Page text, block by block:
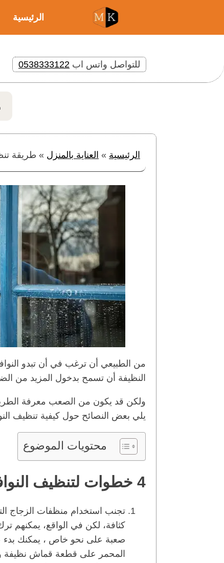
الرئيسية
للتواصل واتس اب 0538333122
الرئيسية » العناية بالمنزل » طريقة
من الطبيعي أن ترغب في أن تبدو
النظيفة أن تسمح بدخول المزيد من
ولكن قد يكون من الصعب معرفة
يلي بعض النصائح حول كيفية تنظيف
محتويات الموضوع
4 خطوات لتنظيف النوافذ بدون خطوط
تجنب استخدام منظفات الزجاج
كثافة، لكن في الواقع، يمكنهم
صعبة على نحو خاص ، يمكنك بدء
المحمر على قطعة قماش نظيفة